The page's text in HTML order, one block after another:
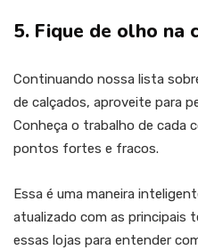
5. Fique de olho na
Continuando nossa lista
de calçados, aproveite para
Conheça o trabalho de cada
pontos fortes e fracos.
Essa é uma maneira
atualizado com as principais
essas lojas para entender